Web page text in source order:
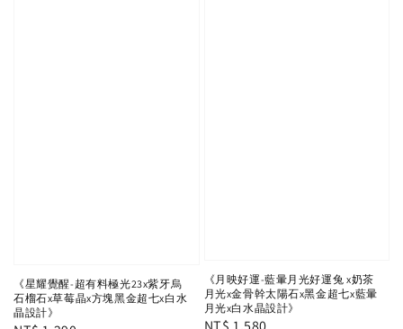
《星耀覺醒-超有料極光23x紫牙烏
石榴石x草莓晶x方塊黑金超七x白水
晶設計》
《月映好運-藍暈月光好運兔 x奶茶
月光x金骨幹太陽石x黑金超七x藍暈
月光x白水晶設計》